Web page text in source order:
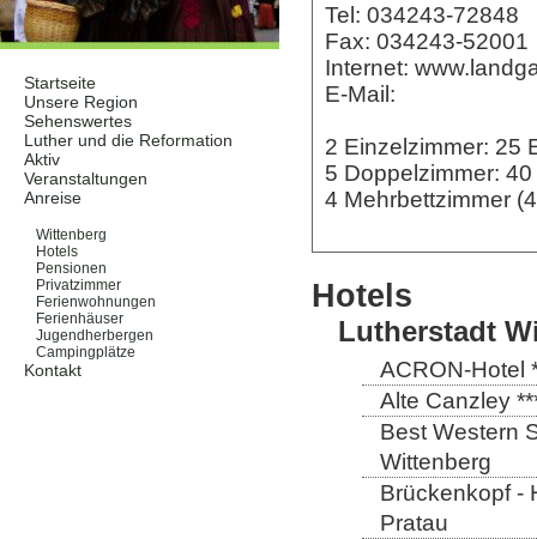
Startseite
Unsere Region
Sehenswertes
Luther und die Reformation
Aktiv
Veranstaltungen
Anreise
Wittenberg
Hotels
Pensionen
Privatzimmer
Ferienwohnungen
Ferienhäuser
Jugendherbergen
Campingplätze
Kontakt
Tel: 034243-72848
Fax: 034243-52001
Internet:
E-Mail:
2 Einzelzimmer: 25
5 Doppelzimmer:
4 Mehrbettzimmer
Hotels
Lutherstadt
ACRON-Hotel
Alte Canzley
Best Western
Wittenberg
Brückenkopf -
Pratau